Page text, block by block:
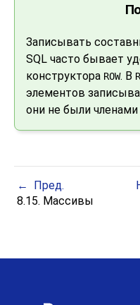
Записывать
SQL часто бывает
конструктора ROW. В
элементов
они не были
Пред.
8.15. Массивы